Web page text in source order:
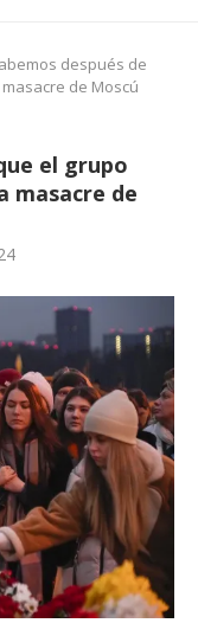
después de
de Moscú
el grupo
masacre de